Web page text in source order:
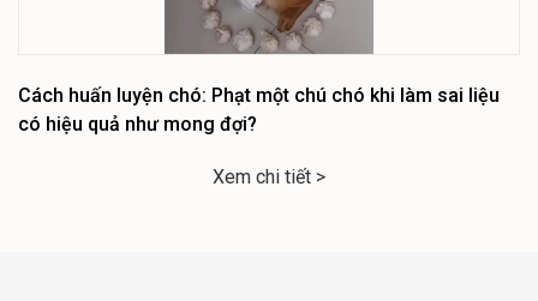
Cách huấn luyện chó: Phạt một chú chó khi làm sai liệu
có hiệu quả như mong đợi?
Xem chi tiết >